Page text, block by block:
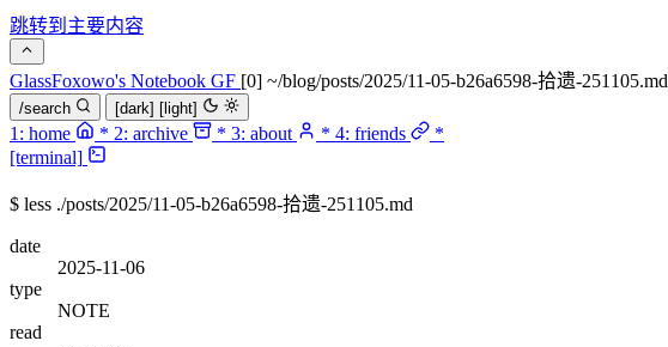
跳转到主要内容
GlassFoxowo's Notebook GF [0] ~/blog/posts/2025/11-05-b26a6598-拾遗-251105.md
/search [dark] [light]
1: home * 2: archive * 3: about * 4: friends
*
[terminal]
$ less ./posts/2025/11-05-b26a6598-拾遗-251105.md
date
2025-11-06
type
NOTE
read